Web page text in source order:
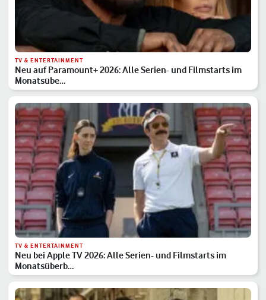
TV & ENTERTAINMENT
Neu auf Paramount+ 2026: Alle Serien- und Filmstarts im
Monatsübe…
TV & ENTERTAINMENT
Neu bei Apple TV 2026: Alle Serien- und Filmstarts im
Monatsüberb…